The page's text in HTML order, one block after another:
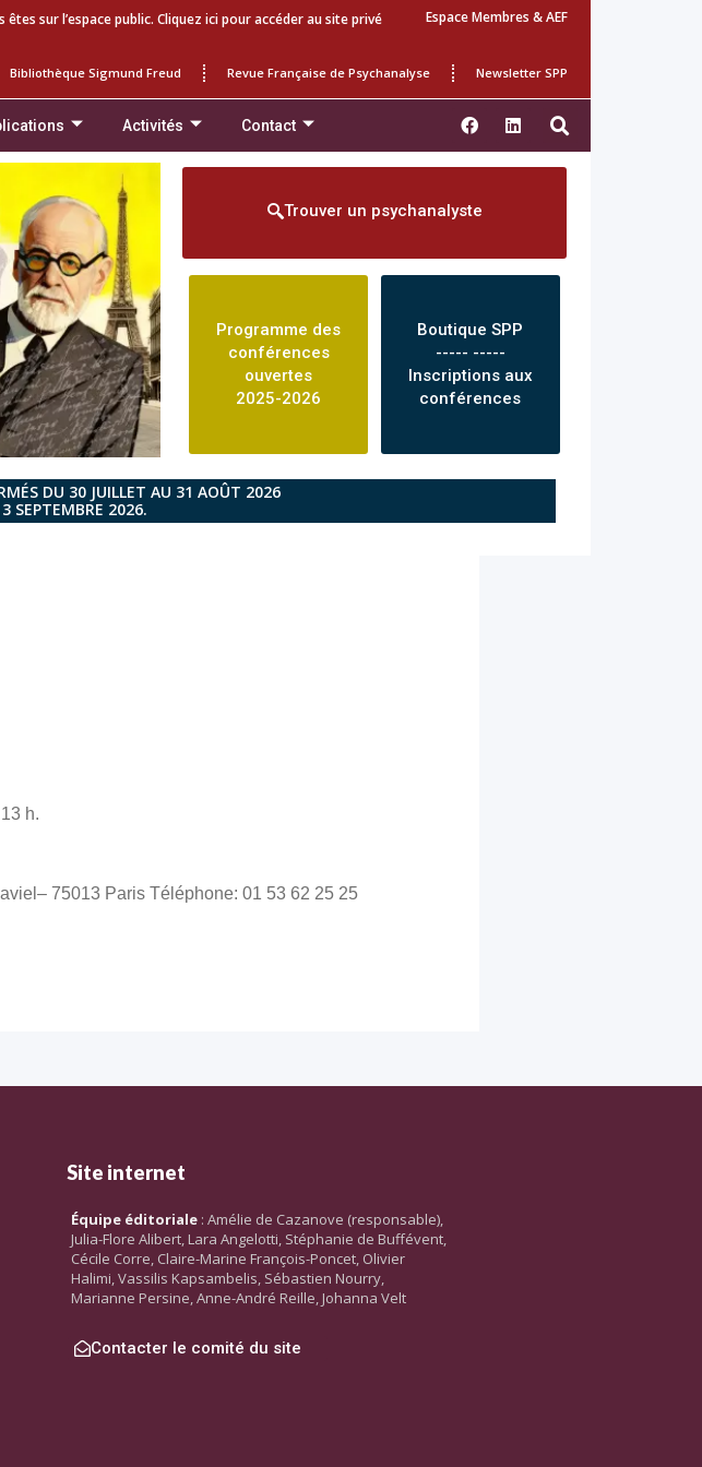
êtes sur l’espace public. Cliquez ici pour accéder au site privé Espace Membres & AEF
Bibliothèque Sigmund Freud Revue Française de Psychanalyse Newsletter SPP
Activités Contact
Trouver un psychanalyste
Programme des
conférences
ouvertes
2025-2026
Boutique SPP
----- -----
Inscriptions aux
conférences
DU 30 JUILLET AU 31 AOÛT 2026
SEPTEMBRE 2026.
h.
75013 Paris Téléphone: 01 53 62 25 25
Site internet
Équipe éditoriale : Amélie de Cazanove (responsable),
Julia-Flore Alibert, Lara Angelotti, Stéphanie de Buffévent,
Cécile Corre, Claire-Marine François-Poncet, Olivier
Halimi, Vassilis Kapsambelis, Sébastien Nourry,
Marianne Persine, Anne-André Reille, Johanna Velt
Contacter le comité du site